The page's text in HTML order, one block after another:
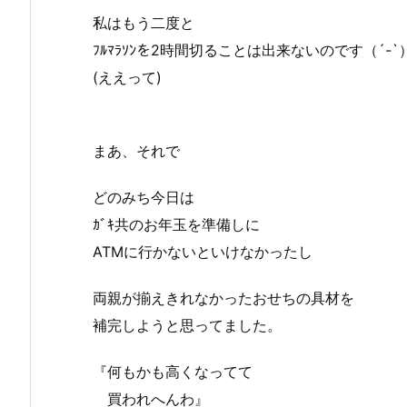
私はもう二度と
ﾌﾙﾏﾗｿﾝを2時間切ることは出来ないのです（´-`
(ええって)
まあ、それで
どのみち今日は
ｶﾞｷ共のお年玉を準備しに
ATMに行かないといけなかったし
両親が揃えきれなかったおせちの具材を
補完しようと思ってました。
『何もかも高くなってて
買われへんわ』